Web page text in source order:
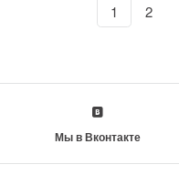
1 2
Мы в Вконтакте